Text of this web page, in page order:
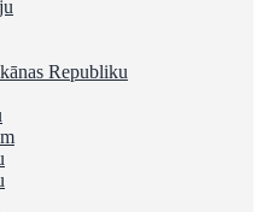
Republiku